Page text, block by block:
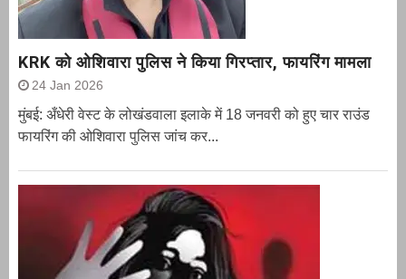
KRK को ओशिवारा पुलिस ने किया गिरप्तार, फायरिंग मामला
24 Jan 2026
मुंबई: अँधेरी वेस्ट के लोखंडवाला इलाके में 18 जनवरी को हुए चार राउंड
फायरिंग की ओशिवारा पुलिस जांच कर...